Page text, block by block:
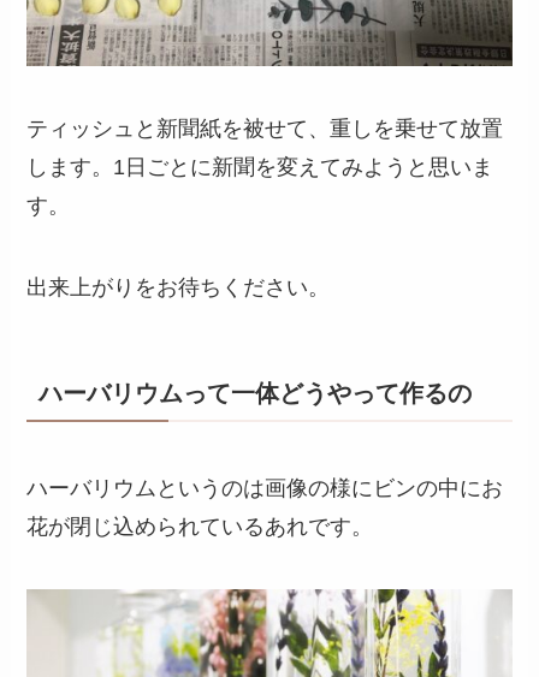
ティッシュと新聞紙を被せて、重しを乗せて放置
します。1日ごとに新聞を変えてみようと思いま
す。
出来上がりをお待ちください。
ハーバリウムって一体どうやって作るの
ハーバリウムというのは画像の様にビンの中にお
花が閉じ込められているあれです。